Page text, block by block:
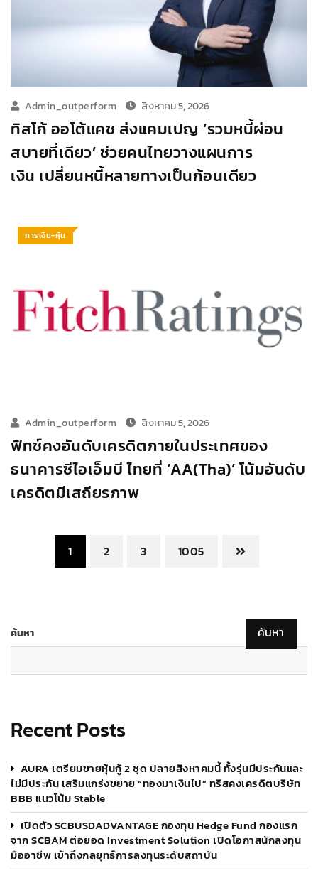
Admin_outperform สิงหาคม 5, 2026
ทิสโก้ ออโต้แคช ส่งแคมเปญ ‘รวมหนี้ผ่อน
สบายที่เดียว’ ช่วยคนไทยวางแผนการ
เงิน เปลี่ยนหนี้หลายทางเป็นก้อนเดียว
การเงิน-หุ้น
Admin_outperform สิงหาคม 5, 2026
ฟิทช์คงอันดับเครดิตภายในประเทศของ
ธนาคารซีไอเอ็มบี ไทยที่ ‘AA(tha)’ โน้มอันดับ
เครดิตมีเสถียรภาพ
1 2 3 1005
ค้นหา ค้นหา
Recent Posts
AURA เตรียมขายหุ้นกู้ 2 ชุด ปลายสิงหาคมนี้ ทั้งรุ่นมีประกันและ
ไม่มีประกัน เสริมแกร่งขยาย “ทองมาเงินไป” ทริสคงเครดิตบริษัท
BBB แนวโน้ม Stable
เปิดตัว SCBUSDADVANTAGE กองทุน Hedge Fund กองแรก
จาก SCBAM ต่อยอด Investment Solution เปิดโอกาสนักลงทุน
มืออาชีพ เข้าถึงกลยุทธ์การลงทุนระดับสถาบัน